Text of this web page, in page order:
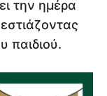
την ημέρα
παιδιού.